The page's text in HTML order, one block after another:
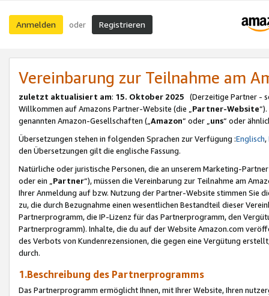
Anmelden oder Registrieren
Vereinbarung zur Teilnahme am
zuletzt aktualisiert am: 15. Oktober 2025 (Derzeitige Partner -
Willkommen auf Amazons Partner-Website (die „Partner-Website
genannten Amazon-Gesellschaften („Amazon“ oder „uns“ oder
Übersetzungen stehen in folgenden Sprachen zur Verfügung :Englisch,
den Übersetzungen gilt die englische Fassung.
Natürliche oder juristische Personen, die an unserem Marketing-
oder ein „Partner“), müssen die Vereinbarung zur Teilnahme am
Ihrer Anmeldung auf bzw. Nutzung der Partner-Website stimmen Sie
zu, die durch Bezugnahme einen wesentlichen Bestandteil dieser
Partnerprogramm, die IP-Lizenz für das Partnerprogramm, den
Partnerprogramm). Inhalte, die du auf der Website Amazon.com
des Verbots von Kundenrezensionen, die gegen eine Vergütung
durch.
1.Beschreibung des Partnerprogramms
Das Partnerprogramm ermöglicht Ihnen, mit Ihrer Website, Ihren